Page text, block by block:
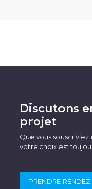
Discutons
projet
Que vous
votre choix est
PRENDRE